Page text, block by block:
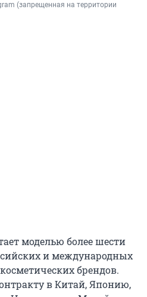
(запрещенная на территории
моделью более шести
и международных
брендов.
в Китай, Японию,